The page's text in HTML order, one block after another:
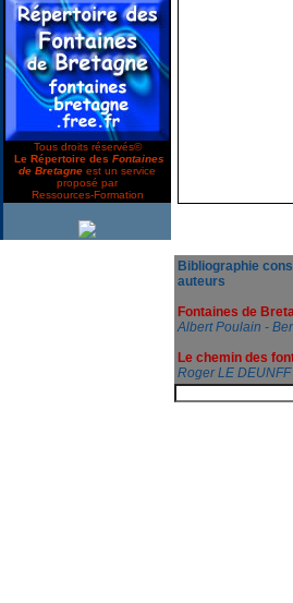
Tous droits réservés©
Le Répertoire des Fontaines
de Bretagne est un service
proposé par
Ressources-Formation
Bibliographie
auteurs
Fontaines de
Albert Poulain -
Le chemin des
Roger LE DEUNFF